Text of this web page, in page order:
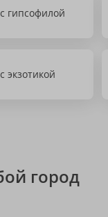
гипсофилой
экзотикой
город